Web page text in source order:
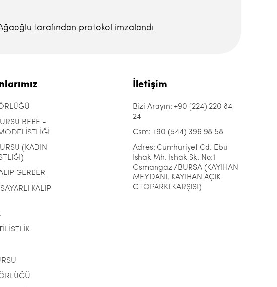
tarafından protokol imzalandı
BEBE -
(KADIN
GERBER
KALIP
İletişim
Bizi Arayın: +90 (224) 220 84
24
Gsm: +90 (544) 396 98 58
Adres: Cumhuriyet Cd. Ebu
İshak Mh. İshak Sk. No:1
Osmangazi/BURSA (KAYIHAN
MEYDANI, KAYIHAN AÇIK
OTOPARKI KARŞISI)